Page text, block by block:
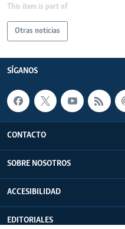
This item is part of
Otras noticias
SÍGANOS
CONTACTO
SOBRE NOSOTROS
ACCESIBILIDAD
EDITORIALES